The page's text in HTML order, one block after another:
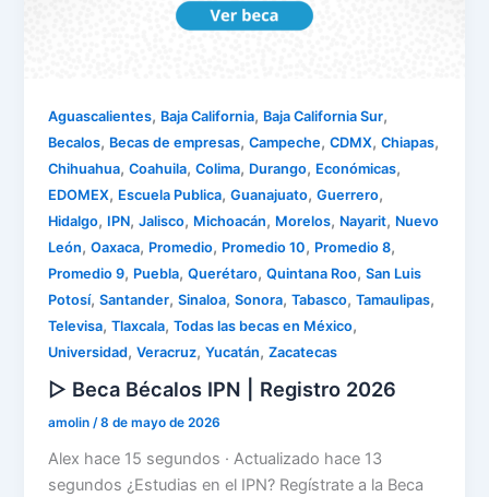
Aguascalientes, Baja California, Baja California Sur,
Becalos, Becas de empresas,Campeche,CDMX,Chiapas,
Chihuahua,Coahuila,Colima, Durango, Económicas,
EDOMEX, Escuela Publica,Guanajuato,Guerrero,
Hidalgo, IPN,Jalisco, Michoacán, Morelos, Nayarit, Nuevo
León,Oaxaca, Promedio, Promedio 10, Promedio 8,
Promedio 9, Puebla,Querétaro,Quintana Roo,San Luis
Potosí,Santander,Sinaloa,Sonora,Tabasco,Tamaulipas,
Televisa,Tlaxcala,Todas las becas en México,
Universidad,Veracruz,Yucatán,Zacatecas
▷ Beca Bécalos IPN | Registro 2026
amolin/8 de mayo de 2026
Alex hace 15 segundos · Actualizado hace 13
segundos ¿Estudias en el IPN? Regístrate a la Beca